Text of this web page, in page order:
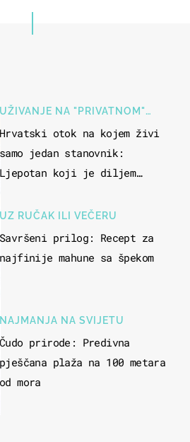
UŽIVANJE NA "PRIVATNOM"
OTOKU
Hrvatski otok na kojem živi
samo jedan stanovnik:
Ljepotan koji je diljem
"bijelom zlatu"
UZ RUČAK ILI VEČERU
Savršeni prilog: Recept za
najfinije mahune sa špekom
NAJMANJA NA SVIJETU
Čudo prirode: Predivna
pješčana plaža na 100 metara
od mora